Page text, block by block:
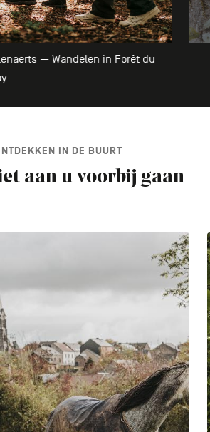
— Wandelen in Forêt du
IN DE BUURT
aan u voorbij gaan